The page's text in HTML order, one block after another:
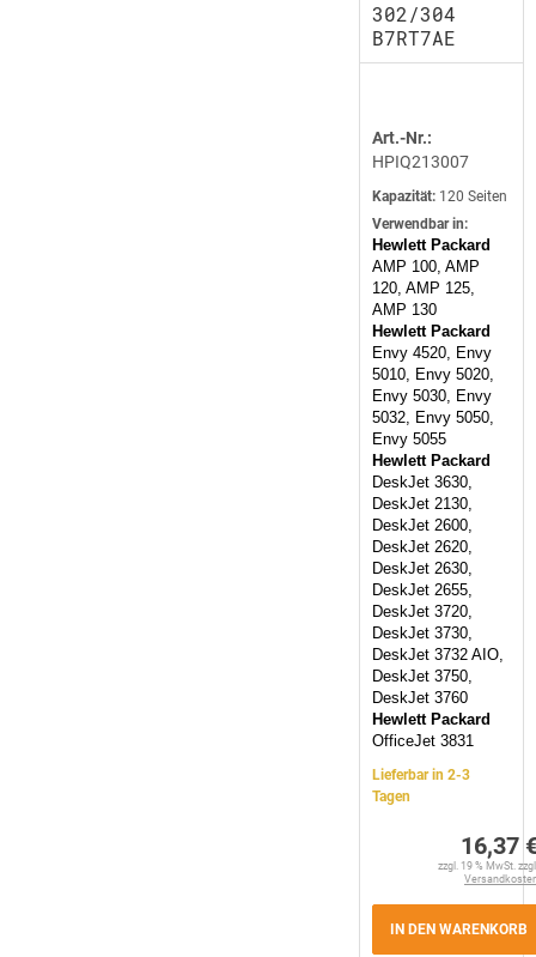
302/304
B7RT7AE
Art.-Nr.:
HPIQ213007
Kapazität: 120 Seiten
Verwendbar in:
Hewlett Packard
AMP 100, AMP
120, AMP 125,
AMP 130
Hewlett Packard
Envy 4520, Envy
5010, Envy 5020,
Envy 5030, Envy
5032, Envy 5050,
Envy 5055
Hewlett Packard
DeskJet 3630,
DeskJet 2130,
DeskJet 2600,
DeskJet 2620,
DeskJet 2630,
DeskJet 2655,
DeskJet 3720,
DeskJet 3730,
DeskJet 3732 AIO,
DeskJet 3750,
DeskJet 3760
Hewlett Packard
OfficeJet 3831
Lieferbar in 2-3
Tagen
16,37
zzgl. 19 % MwSt.
IN DEN WARENKORB